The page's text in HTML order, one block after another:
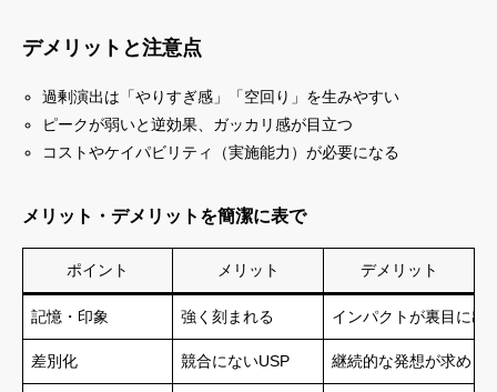
デメリットと注意点
過剰演出は「やりすぎ感」「空回り」を生みやすい
ピークが弱いと逆効果、ガッカリ感が目立つ
コストやケイパビリティ（実施能力）が必要になる
メリット・デメリットを簡潔に表で
ポイント メリット デメリット
記憶・印象 強く刻まれる インパクトが裏目に出
差別化 競合にないUSP 継続的な発想が求めら